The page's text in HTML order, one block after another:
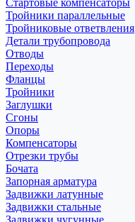
Стартовые компенсаторы
Тройники параллельные
Тройниковые ответвления
Детали трубопровода
Отводы
Переходы
Фланцы
Тройники
Заглушки
Сгоны
Опоры
Компенсаторы
Отрезки трубы
Бочата
Запорная арматура
Задвижки латунные
Задвижки стальные
Задвижки чугунные